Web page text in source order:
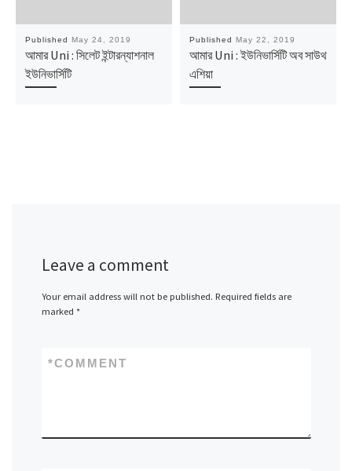
Published May 24, 2019
আমার Uni : সিলেট ইন্টারন্যাশনাল
ইউনিভার্সিটি
Published May 22, 2019
আমার Uni : ইউনিভার্সিটি অব সাউথ
এশিয়া
Leave a comment
Your email address will not be published. Required fields are
marked *
COMMENT
*